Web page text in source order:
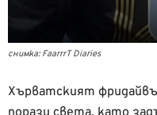
снимка: FaarrrT Diaries
Хърватският